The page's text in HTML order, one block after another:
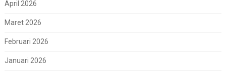
April 2026
Maret 2026
Februari 2026
Januari 2026